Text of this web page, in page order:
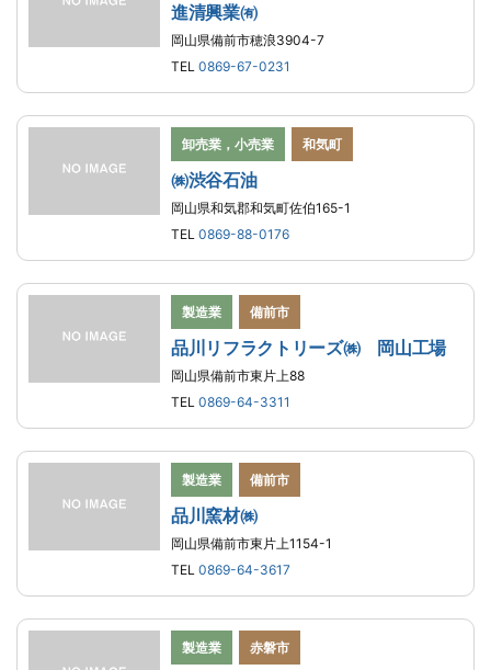
進清興業㈲
岡山県備前市穂浪3904-7
TEL 0869-67-0231
卸売業，小売業 和気町
㈱渋谷石油
岡山県和気郡和気町佐伯165-1
TEL 0869-88-0176
製造業 備前市
品川リフラクトリーズ㈱ 岡山工場
岡山県備前市東片上88
TEL 0869-64-3311
製造業 備前市
品川窯材㈱
岡山県備前市東片上1154-1
TEL 0869-64-3617
製造業 赤磐市